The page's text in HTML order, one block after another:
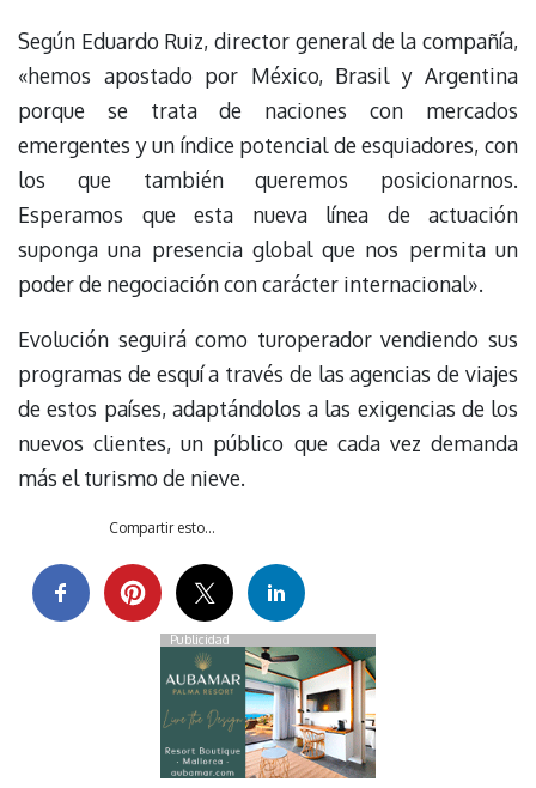
Según Eduardo Ruiz, director general de la compañía,
«hemos apostado por México, Brasil y Argentina
porque se trata de naciones con mercados
emergentes y un índice potencial de esquiadores, con
los que también queremos posicionarnos.
Esperamos que esta nueva línea de actuación
suponga una presencia global que nos permita un
poder de negociación con carácter internacional».
Evolución seguirá como turoperador vendiendo sus
programas de esquí a través de las agencias de viajes
de estos países, adaptándolos a las exigencias de los
nuevos clientes, un público que cada vez demanda
más el turismo de nieve.
Compartir esto...
Publicidad